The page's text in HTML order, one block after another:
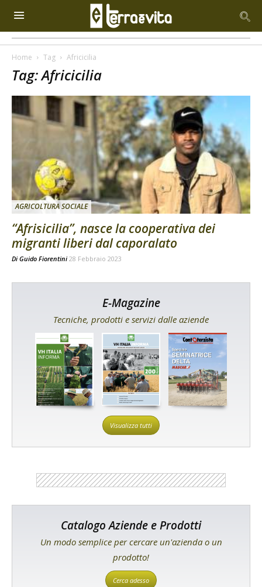
Home Tag Africicilia
Tag: Africicilia
AGRICOLTURA SOCIALE
“Afrisicilia”, nasce la cooperativa dei
migranti liberi dal caporalato
Di Guido Fiorentini 28 Febbraio 2023
E-Magazine
Tecniche, prodotti e servizi dalle aziende
Visualizza tutti
Catalogo Aziende e Prodotti
Un modo semplice per cercare un'azienda o un
prodotto!
Cerca adesso